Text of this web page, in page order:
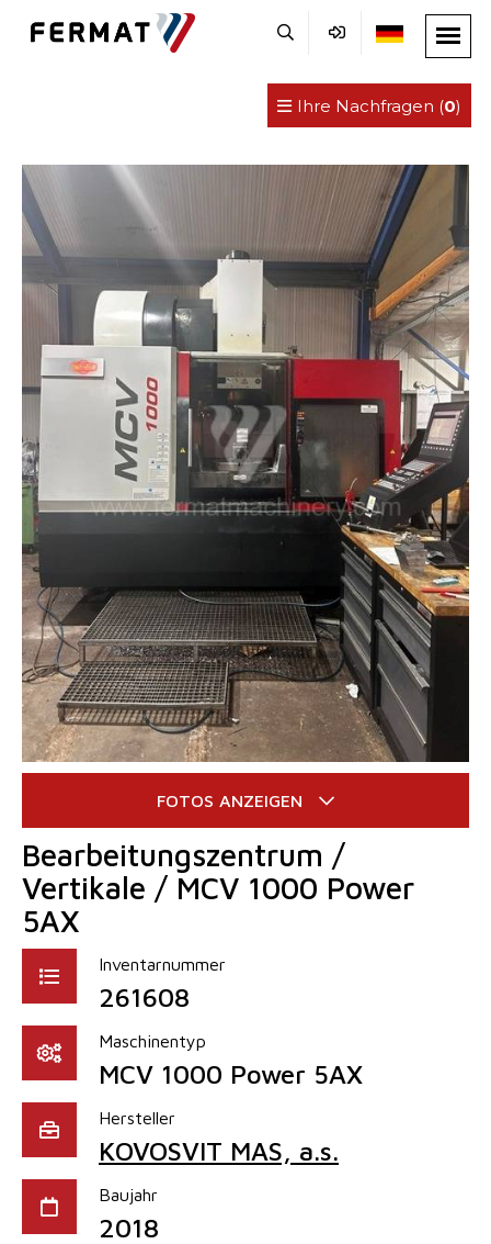
Ihre Nachfragen (0)
Bearbeitungszentrum /
Vertikale / MCV 1000 Power
5AX
Inventarnummer
261608
Maschinentyp
MCV 1000 Power 5AX
Hersteller
KOVOSVIT MAS, a.s.
Baujahr
2018